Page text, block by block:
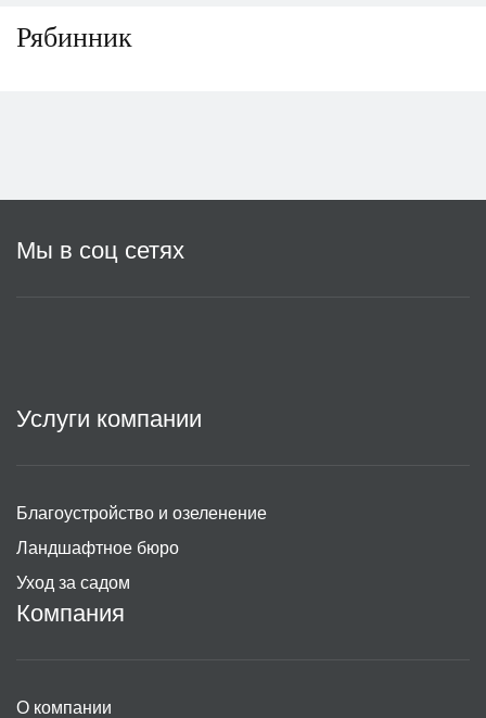
Рябинник
Мы в соц сетях
Услуги компании
Благоустройство и озеленение
Ландшафтное бюро
Уход за садом
Компания
О компании